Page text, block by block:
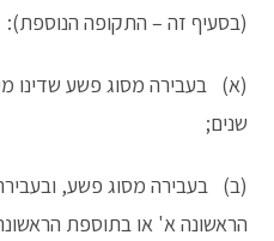
(בסעיף זה – התקופה הנוספת):
(א) בעבירה מסוג פשע שדינו
שנים;
(ב) בעבירה מסוג פשע,
הראשונה א' או בתוספת